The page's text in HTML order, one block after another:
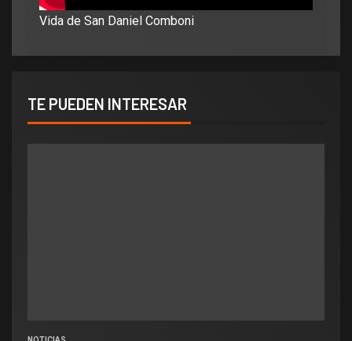
Vida de San Daniel Comboni
TE PUEDEN INTERESAR